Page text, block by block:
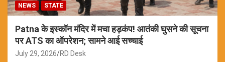
NEWS STATE
Patna के इस्कॉन मंदिर में मचा हड़कंप! आतंकी घुसने की सूचना
पर ATS का ऑपरेशन; सामने आई सच्चाई
July 29, 2026 RD Desk